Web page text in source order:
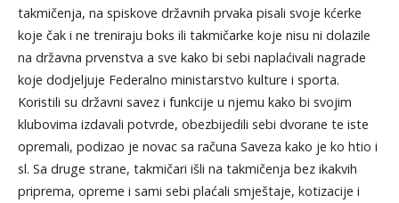
takmičenja, na spiskove državnih prvaka pisali svoje kćerke
koje čak i ne treniraju boks ili takmičarke koje nisu ni dolazile
na državna prvenstva a sve kako bi sebi naplaćivali nagrade
koje dodjeljuje Federalno ministarstvo kulture i sporta.
Koristili su državni savez i funkcije u njemu kako bi svojim
klubovima izdavali potvrde, obezbijedili sebi dvorane te iste
opremali, podizao je novac sa računa Saveza kako je ko htio i
sl. Sa druge strane, takmičari išli na takmičenja bez ikakvih
priprema, opreme i sami sebi plaćali smještaje, kotizacije i